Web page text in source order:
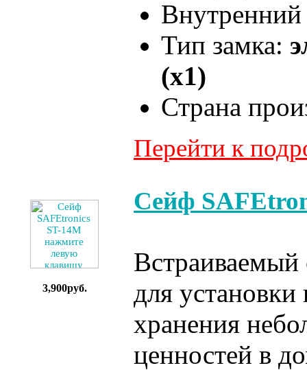
Тип замка:
(x1)
Страна
Перейти к
3,900руб.
Сейф
для установки
хранения
ценностей в